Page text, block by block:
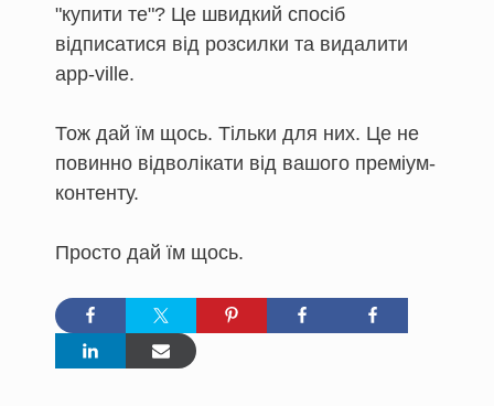
"купити те"? Це швидкий спосіб
відписатися від розсилки та видалити
app-ville.
Тож дай їм щось. Тільки для них. Це не
повинно відволікати від вашого преміум-
контенту.
Просто дай їм щось.